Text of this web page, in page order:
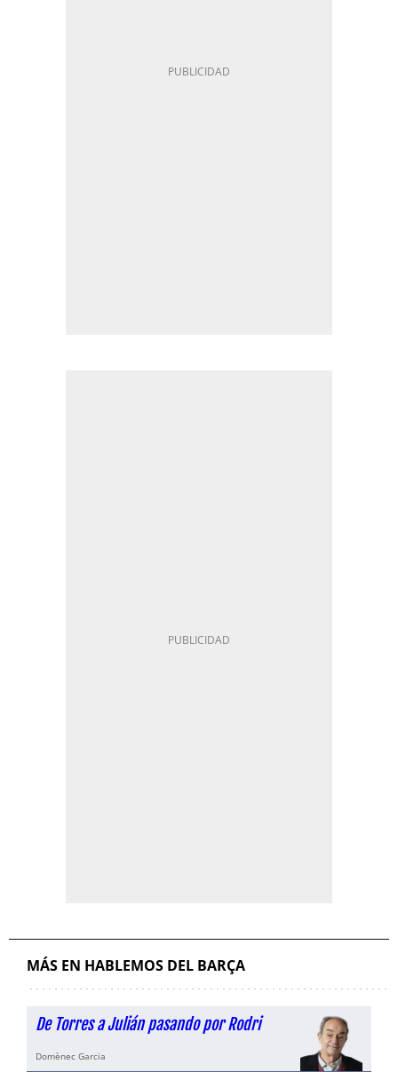
MÁS EN HABLEMOS DEL BARÇA
De Torres a Julián pasando por Rodri
Domènec Garcia